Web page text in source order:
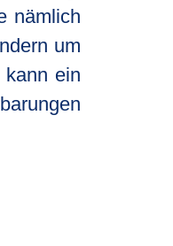
nämlich
um
ein